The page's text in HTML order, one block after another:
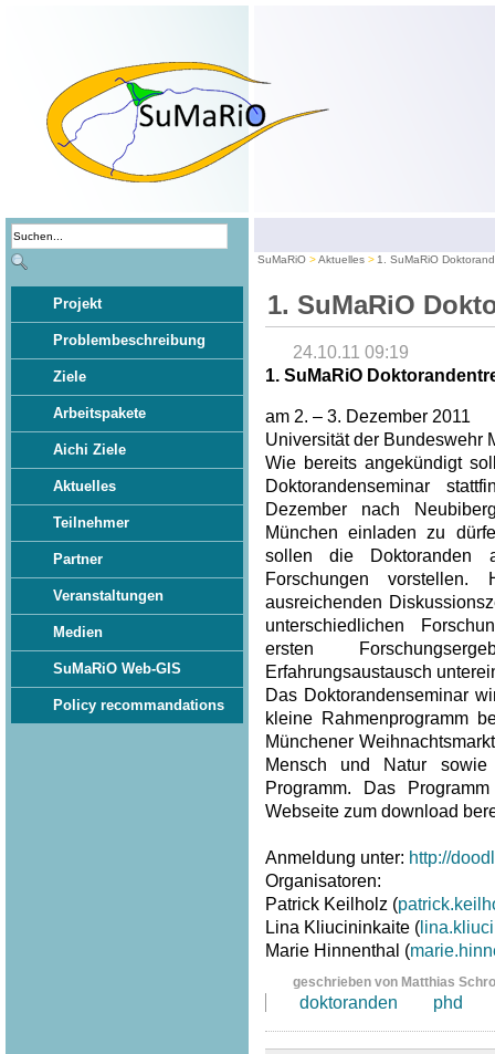
Projekt
Problembeschreibung
Ziele
Arbeitspakete
Aichi Ziele
Aktuelles
Teilnehmer
Partner
Veranstaltungen
Medien
SuMaRiO Web-GIS
Policy recommandations
SuMaRiO Aktuelles 1. SuMaRiO
1. SuMaRiO
24.10.11 09:19
1. SuMaRiO
am 2. – 3. Dezember 2011
Universität der Bundeswehr
Wie bereits angekündigt
Doktorandenseminar
Dezember nach
München einladen zu
sollen die Doktoranden
Forschungen
ausreichenden
unterschiedlichen
ersten
Erfahrungsaustausch
Das Doktorandenseminar
kleine Rahmenprogramm
Münchener
Mensch und Natur
Programm. Das
Webseite zum download
Anmeldung unter: http://
Organisatoren:
Patrick Keilholz (
Lina Kliucininkaite (
Marie Hinnenthal (
geschrieben von Matthias
doktoranden phd